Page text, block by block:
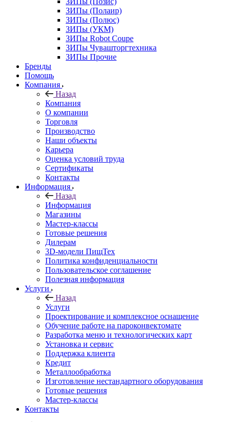
ЗИПы (Полаир)
ЗИПы (Полюс)
ЗИПы (УКМ)
ЗИПы Robot Coupe
ЗИПы Чувашторгтехника
ЗИПы Прочие
Бренды
Помощь
Компания
Назад
Компания
О компании
Торговля
Производство
Наши объекты
Карьера
Оценка условий труда
Сертификаты
Контакты
Информация
Назад
Информация
Магазины
Мастер-классы
Готовые решения
Дилерам
3D-модели ПищТех
Политика конфиденциальности
Пользовательское соглашение
Полезная информация
Услуги
Назад
Услуги
Проектирование и комплексное оснащение
Обучение работе на пароконвектомате
Разработка меню и технологических карт
Установка и сервис
Поддержка клиента
Кредит
Металлообработка
Изготовление нестандартного оборудования
Готовые решения
Мастер-классы
Контакты